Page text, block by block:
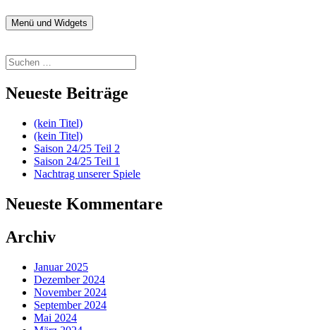
Inhalt
fussball.nenitschka.de
News Blog der F-Jugend
Menü und Widgets
Suchen
nach:
Neueste Beiträge
(kein Titel)
(kein Titel)
Saison 24/25 Teil 2
Saison 24/25 Teil 1
Nachtrag unserer Spiele
Neueste Kommentare
Archiv
Januar 2025
Dezember 2024
November 2024
September 2024
Mai 2024